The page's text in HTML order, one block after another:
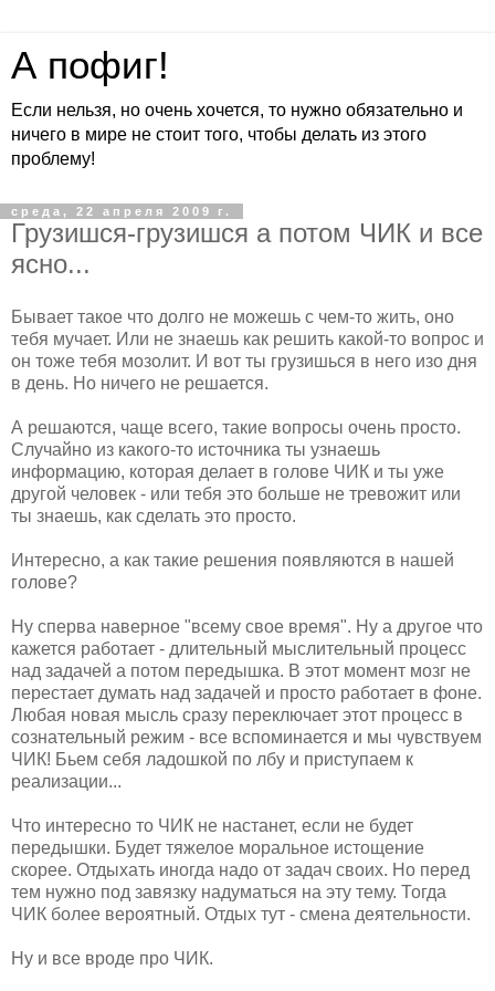
А пофиг!
Если нельзя, но очень хочется, то нужно обязательно и
ничего в мире не стоит того, чтобы делать из этого
проблему!
среда, 22 апреля 2009 г.
Грузишся-грузишся а потом ЧИК и все
ясно...
Бывает такое что долго не можешь с чем-то жить, оно
тебя мучает. Или не знаешь как решить какой-то вопрос и
он тоже тебя мозолит. И вот ты грузишься в него изо дня
в день. Но ничего не решается.
А решаются, чаще всего, такие вопросы очень просто.
Случайно из какого-то источника ты узнаешь
информацию, которая делает в голове ЧИК и ты уже
другой человек - или тебя это больше не тревожит или
ты знаешь, как сделать это просто.
Интересно, а как такие решения появляются в нашей
голове?
Ну сперва наверное "всему свое время". Ну а другое что
кажется работает - длительный мыслительный процесс
над задачей а потом передышка. В этот момент мозг не
перестает думать над задачей и просто работает в фоне.
Любая новая мысль сразу переключает этот процесс в
сознательный режим - все вспоминается и мы чувствуем
ЧИК! Бьем себя ладошкой по лбу и приступаем к
реализации...
Что интересно то ЧИК не настанет, если не будет
передышки. Будет тяжелое моральное истощение
скорее. Отдыхать иногда надо от задач своих. Но перед
тем нужно под завязку надуматься на эту тему. Тогда
ЧИК более вероятный. Отдых тут - смена деятельности.
Ну и все вроде про ЧИК.